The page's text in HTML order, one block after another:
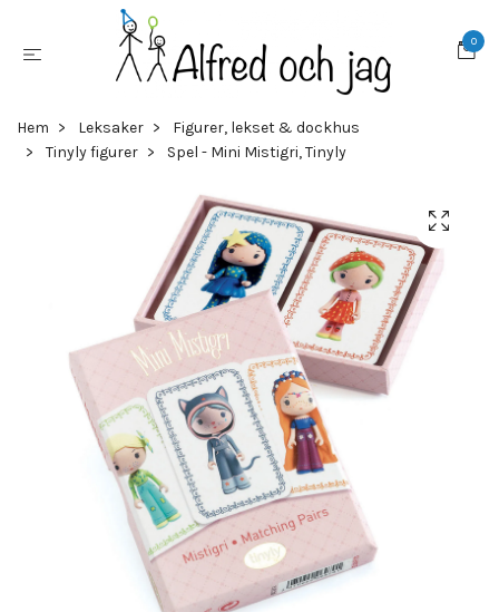
0
Hem Leksaker
Figurer, lekset & dockhus
Tinyly figurer
Spel - Mini Mistigri, Tinyly